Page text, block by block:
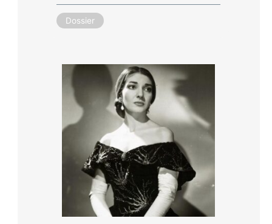
Dossier